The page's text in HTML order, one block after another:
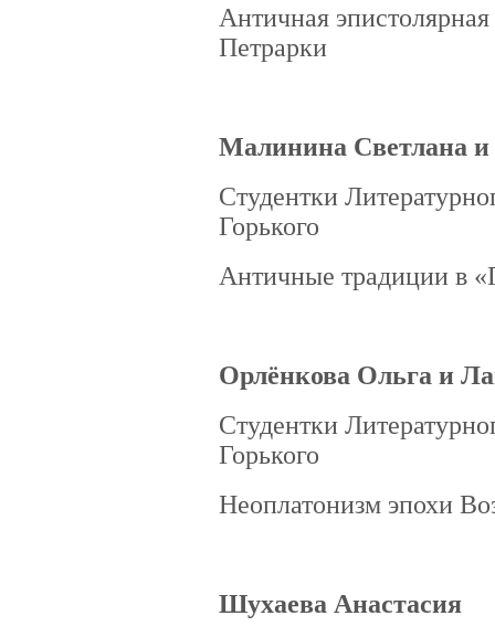
Античная
Петрарки
Малинина Светлана
Студентки
Горького
Античные традиции в
Орлёнкова Ольга и
Студентки
Горького
Неоплатонизм эпохи
Шухаева Анастасия